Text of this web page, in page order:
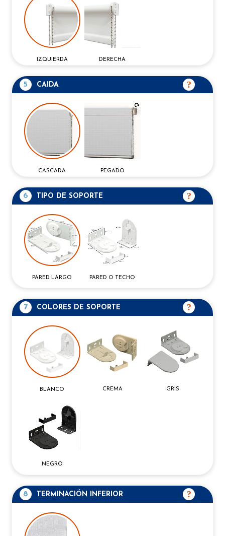
IZQUIERDA DERECHA
5 CAIDA
CASCADA PEGADO
6 TIPO DE SOPORTE
PARED LARGO PARED O TECHO
7 COLORES DE SOPORTE
BLANCO CREMA GRIS
NEGRO
8 TERMINACIÓN INFERIOR